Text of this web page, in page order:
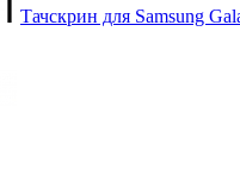
Тачскрин для Samsung